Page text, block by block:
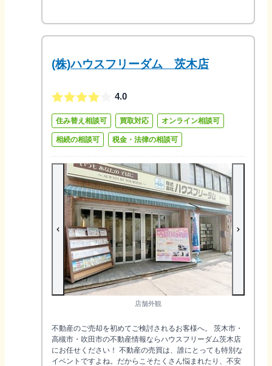
(株)ハウスフリーダム 茨木店
4.0
住み替え相談可 買取対応 オンライン相談可
相続の相談可 税金・法律の相談可
店舗外観
不動産のご売却を初めてご検討されるお客様へ。 茨木市・
高槻市・吹田市の不動産情報ならハウスフリーダム茨木店
にお任せください！ 不動産の売買は、誰にとっても特別な
イベントですよね。だからこそたくさん悩まれたり、不安